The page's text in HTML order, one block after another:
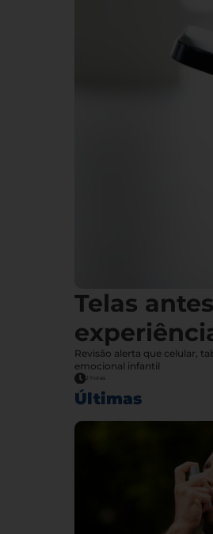
Telas
Revisão alerta que celular,
emocional infantil
2 horas
Últimas